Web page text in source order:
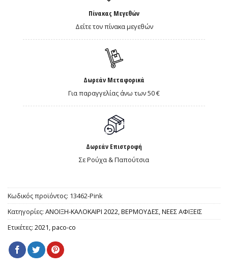
Πίνακας Μεγεθών
Δείτε τον πίνακα μεγεθών
Δωρεάν Μεταφορικά
Για παραγγελίας άνω των 50 €
Δωρεάν Επιστροφή
Σε Ρούχα & Παπούτσια
Κωδικός προϊόντος: 13462-Pink
Κατηγορίες: ΑΝΟΙΞΗ-ΚΑΛΟΚΑΙΡΙ 2022,ΒΕΡΜΟΥΔΕΣ,ΝΕΕΣ ΑΦΙΞΕΙΣ
Ετικέτες: 2021,paco-co